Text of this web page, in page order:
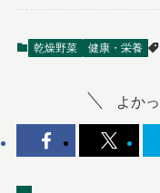
乾燥野菜 健康・栄養
よか